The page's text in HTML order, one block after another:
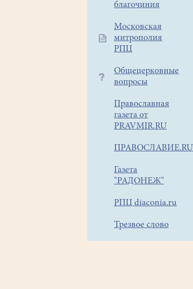
благочиния
Московская
митрополия
РПЦ
Общецерковные
вопросы
Православная
газета от
PRAVMIR.RU
ПРАВОСЛАВИЕ.RU
Газета
"РАДОНЕЖ"
РПЦ diaconia.ru
Трезвое слово